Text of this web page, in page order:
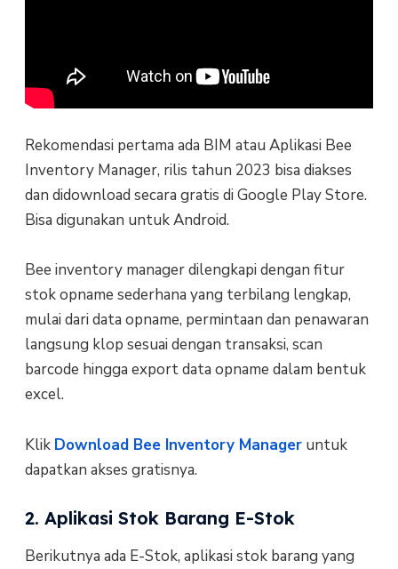
Rekomendasi pertama ada BIM atau Aplikasi Bee
Inventory Manager, rilis tahun 2023 bisa diakses
dan didownload secara gratis di Google Play Store.
Bisa digunakan untuk Android.
Bee inventory manager dilengkapi dengan fitur
stok opname sederhana yang terbilang lengkap,
mulai dari data opname, permintaan dan penawaran
langsung klop sesuai dengan transaksi, scan
barcode hingga export data opname dalam bentuk
excel.
Klik Download Bee Inventory Manager untuk
dapatkan akses gratisnya.
2. Aplikasi Stok Barang E-Stok
Berikutnya ada E-Stok, aplikasi stok barang yang